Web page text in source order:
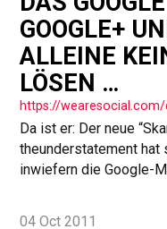
GOOGLE+
ALLEINE
LÖSEN …
Da ist er: Der neue
theunderstatement hat
inwiefern die Google-
04 Oct 2011